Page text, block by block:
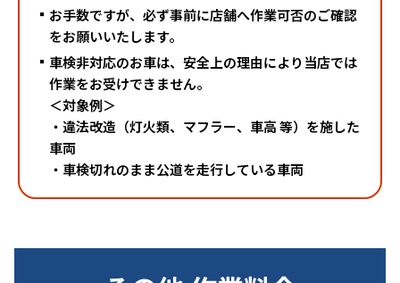
お手数ですが、必ず事前に店舗へ作業可否のご確認
をお願いいたします。
車検非対応のお車は、安全上の理由により当店では
作業をお受けできません。
＜対象例＞
・違法改造（灯火類、マフラー、車高 等）を施した
車両
・車検切れのまま公道を走行している車両